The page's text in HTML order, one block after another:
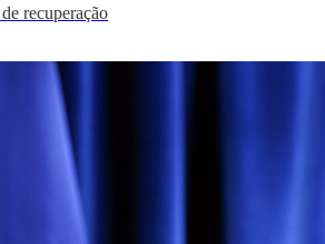
recuperação